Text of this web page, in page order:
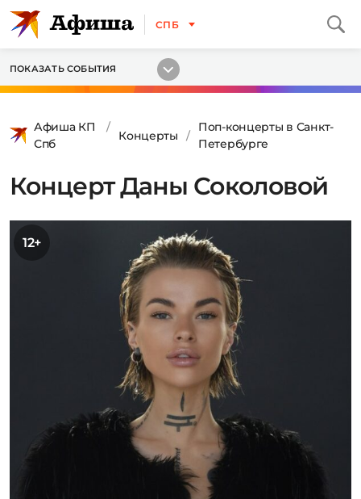
СПБ
ПОКАЗАТЬ СОБЫТИЯ
Афиша КП
Спб
Концерты
Поп-концерты в Санкт-
Петербурге
Концерт Даны Соколовой
12+